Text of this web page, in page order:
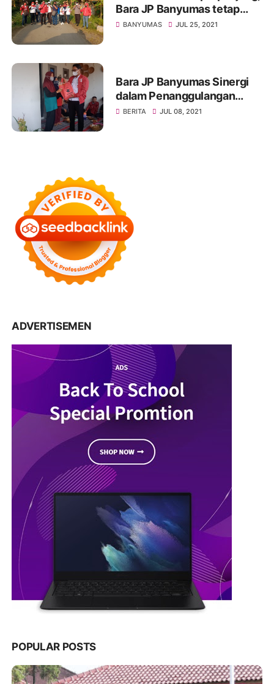
Bara JP Banyumas tetap
Intens Turun Ditengah
BANYUMAS JUL 25, 2021
Bara JP Banyumas Sinergi
dalam Penanggulangan
Penyebaran COVID-19
BERITA JUL 08, 2021
ADVERTISEMEN
POPULAR POSTS